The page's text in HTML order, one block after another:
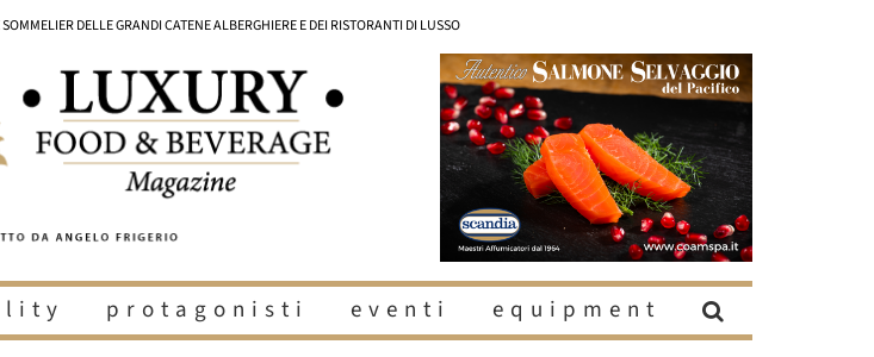
DELLE GRANDI CATENE ALBERGHIERE E DEI RISTORANTI DI LUSSO
protagonisti eventi equipment